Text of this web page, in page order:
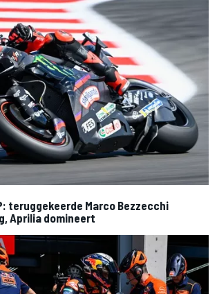
teruggekeerde Marco Bezzecchi
Aprilia domineert